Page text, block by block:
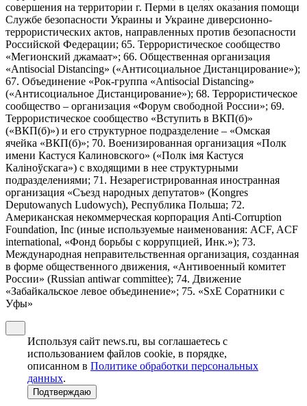
совершения на территории г. Перми в целях оказания помощи
Службе безопасности Украины и Украине диверсионно-
террористических актов, направленных против безопасности
Российской Федерации; 65. Террористическое сообщество
«Мегионский джамаат»; 66. Общественная организация
«Antisocial Distancing» («Антисоциальное Дистанцирование»);
67. Объединение «Рок-группа «Antisocial Distancing»
(«Антисоциальное Дистанцирование»); 68. Террористическое
сообщество – организация «Форум свободной России»; 69.
Террористическое сообщество «Вступить в ВКП(б)»
(«ВКП(б)») и его структурное подразделение – «Омская
ячейка «ВКП(б)»; 70. Военизированная организация «Полк
имени Кастуся Калиновского» («Полк iмя Кастуся
Калiноўскага») с входящими в нее структурными
подразделениями; 71. Незарегистрированная иностранная
организация «Съезд народных депутатов» (Kongres
Deputowanych Ludowych), Республика Польша; 72.
Американская некоммерческая корпорация Anti-Corruption
Foundation, Inc (иные используемые наименования: ACF, ACF
international, «Фонд борьбы с коррупцией, Инк.»); 73.
Международная неправительственная организация, созданная
в форме общественного движения, «Антивоенный комитет
России» (Russian antiwar committee); 74. Движение
«Забайкальское левое объединение»; 75. «SxE Соратники с
Уфы»
Используя сайт news.ru, вы соглашаетесь с
использованием файлов cookie, в порядке,
описанном в Политике обработки персональных
данных.
Подтверждаю